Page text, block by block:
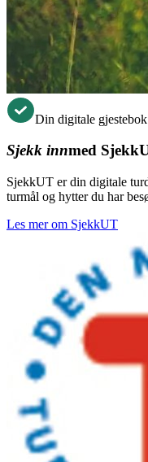
Din digitale gjestebok
Sjekk innmed
SjekkUT er din digitale
turmål og hytter du har
Les mer om SjekkUT